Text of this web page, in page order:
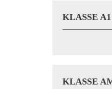
KLASSE A1
KLASSE